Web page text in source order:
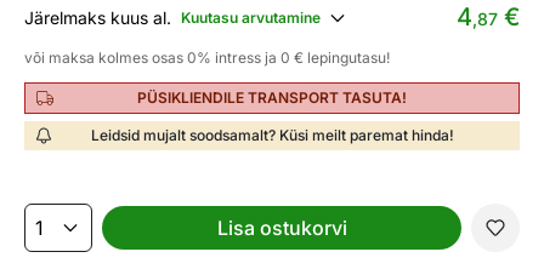
Järelmaks kuus al. Kuutasu arvutamine 4,87 €
või maksa kolmes osas 0% intress ja 0 € lepingutasu!
PÜSIKLIENDILE TRANSPORT TASUTA!
Leidsid mujalt soodsamalt? Küsi meilt paremat hinda!
Lisa ostukorvi